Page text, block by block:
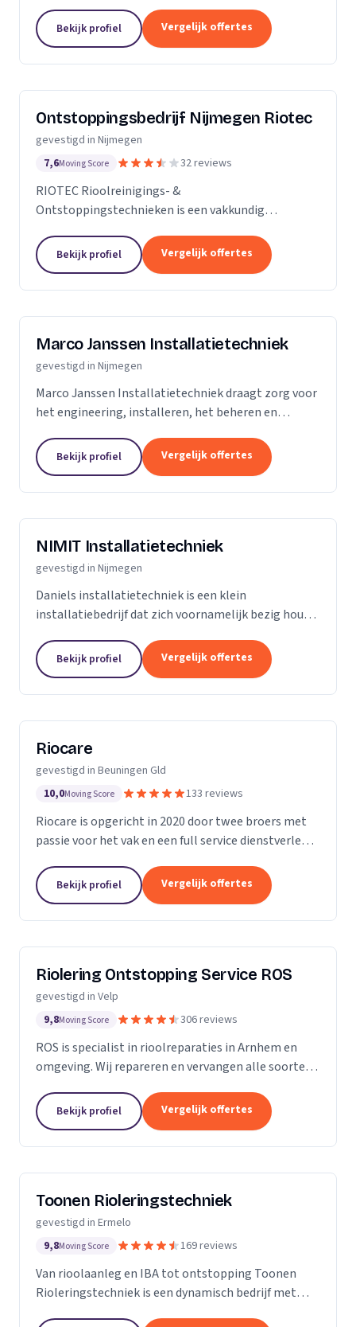
in het plaatsen, leveren en installeren van nieuwe...
Bekijk profiel Vergelijk offertes
Ontstoppingsbedrijf Nijmegen Riotec
gevestigd in Nijmegen
7,6Moving Score 32 reviews
RIOTEC Rioolreinigings- &
Ontstoppingstechnieken is een vakkundig
riolering reinigt, camera inspecties uitvoert en
afvoeren herstelt en/of vervangt. Is uw...
Bekijk profiel Vergelijk offertes
Marco Janssen Installatietechniek
gevestigd in Nijmegen
Marco Janssen Installatietechniek draagt zorg voor
het engineering, installeren, het beheren en
centrale verwarming en airconditioning. Een team...
Bekijk profiel Vergelijk offertes
NIMIT Installatietechniek
gevestigd in Nijmegen
Daniels installatietechniek is een klein
installatiebedrijf dat zich voornamelijk bezig houdt
ketels, gas, water, en sanitair installaties. Dit doen
wij...
Bekijk profiel Vergelijk offertes
Riocare
gevestigd in Beuningen Gld
10,0Moving Score 133 reviews
Riocare is opgericht in 2020 door twee broers met
passie voor het vak en een full service dienstverlener
leveren diensten op het gebied van...
Bekijk profiel Vergelijk offertes
Riolering Ontstopping Service ROS
gevestigd in Velp
9,8Moving Score 306 reviews
ROS is specialist in rioolreparaties in Arnhem en
omgeving. Wij repareren en vervangen alle soorten
rioolherstel maken we gebruik van hoogwaardige...
Bekijk profiel Vergelijk offertes
Toonen Rioleringstechniek
gevestigd in Ermelo
9,8Moving Score 169 reviews
Van rioolaanleg en IBA tot ontstopping Toonen
Rioleringstechniek is een dynamisch bedrijf met